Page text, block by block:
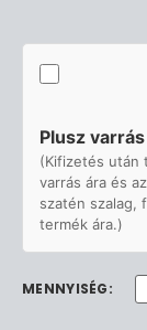
Plusz varrás
(Kifizetés után
varrás ára és
szatén szalag,
termék ára.)